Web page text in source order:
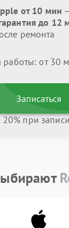
от 10 мин
до 12
ремонта
работы: от 30
Записаться
20% при